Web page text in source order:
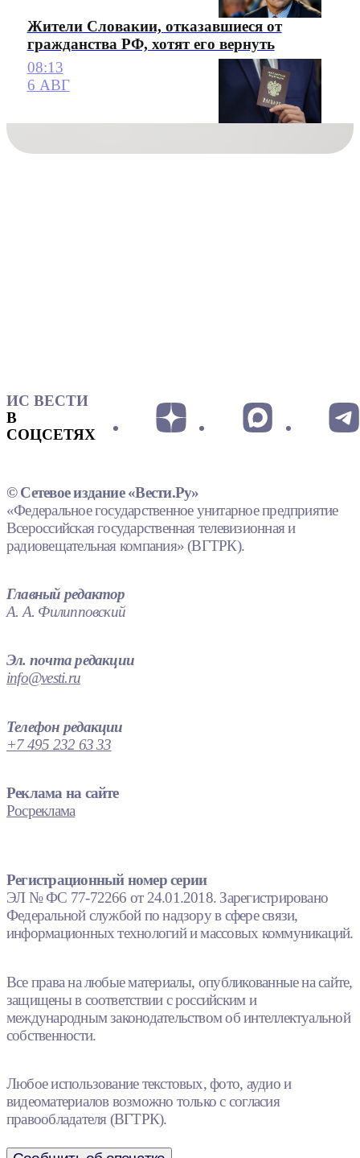
Жители Словакии, отказавшиеся от
гражданства РФ, хотят его вернуть
08:13
6 АВГ
ИС ВЕСТИ
В
СОЦСЕТЯХ
© Сетевое издание «Вести.Ру»
«Федеральное государственное унитарное предприятие
Всероссийская государственная телевизионная и
радиовещательная компания» (ВГТРК).
Главный редактор
А. А. Филипповский
Эл. почта редакции
info@vesti.ru
Телефон редакции
+7 495 232 63 33
Реклама на сайте
Росреклама
Регистрационный номер серии
ЭЛ № ФС 77-72266 от 24.01.2018. Зарегистрировано
Федеральной службой по надзору в сфере связи,
информационных технологий и массовых коммуникаций.
Все права на любые материалы, опубликованные на сайте,
защищены в соответствии с российским и
международным законодательством об интеллектуальной
собственности.
Любое использование текстовых, фото, аудио и
видеоматериалов возможно только с согласия
правообладателя (ВГТРК).